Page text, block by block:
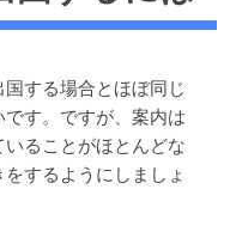
する場合とほぼ同じ
す。ですが、案内は
ることがほとんどな
するようにしましょ